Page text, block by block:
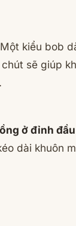
Một kiểu bob
sẽ giúp
ở đỉnh
dài khuôn